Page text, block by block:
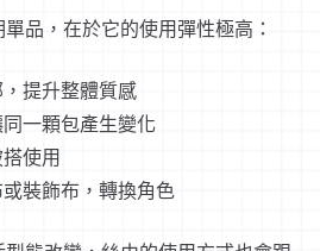
品，在於它的使用彈性極高：
提升整體質感
一顆包產生變化
使用
裝飾布，轉換角色